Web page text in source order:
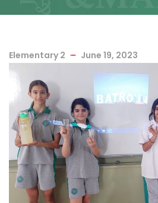
Elementary 2 June 19, 2023